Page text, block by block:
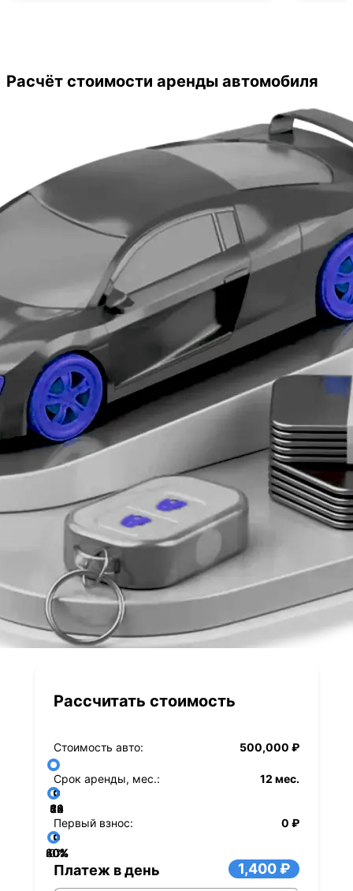
Расчёт стоимости аренды автомобиля
Рассчитать стоимость
Стоимость авто: 500,000 ₽
Срок аренды, мес.: 12 мес.
12
24
36
48
60
72
84
Первый взнос:
0 ₽
0%
20%
40%
60%
80%
Платеж в день 1,400 ₽